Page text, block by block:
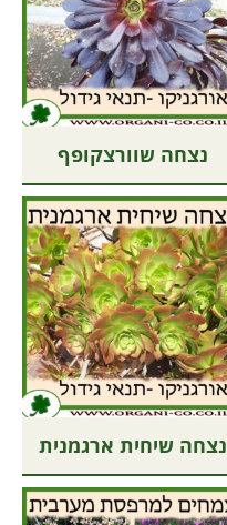
נצחה שוורצקופף
נצחה שיחית ארגמנית